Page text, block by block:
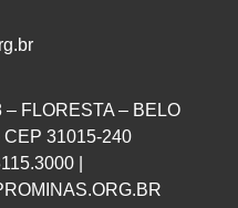
– FLORESTA – BELO
CEP 31015-240
|